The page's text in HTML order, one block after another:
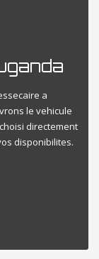
a
le vehicule
directement
disponibilites.